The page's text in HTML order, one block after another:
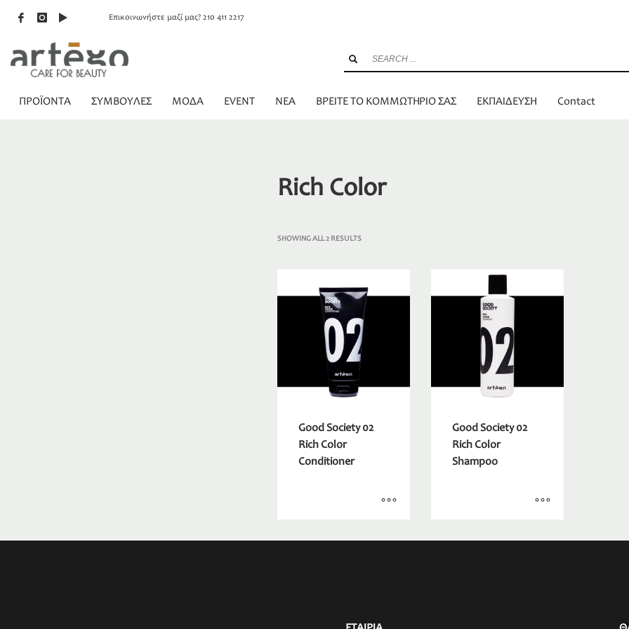
Επικοινωνήστε μαζί μας? 210 411 2217
ΠΡΟΪΟΝΤΑ ΣΥΜΒΟΥΛΕΣ ΜΟΔΑ EVENT NEA ΒΡΕΙΤΕ ΤΟ ΚΟΜΜΩΤΗΡΙΟ ΣΑΣ ΕΚΠΑΙΔΕΥΣΗ Contact
Rich Color
SHOWING ALL 2 RESULTS
Good Society 02
Rich Color
Conditioner
Good Society 02
Rich Color
Shampoo